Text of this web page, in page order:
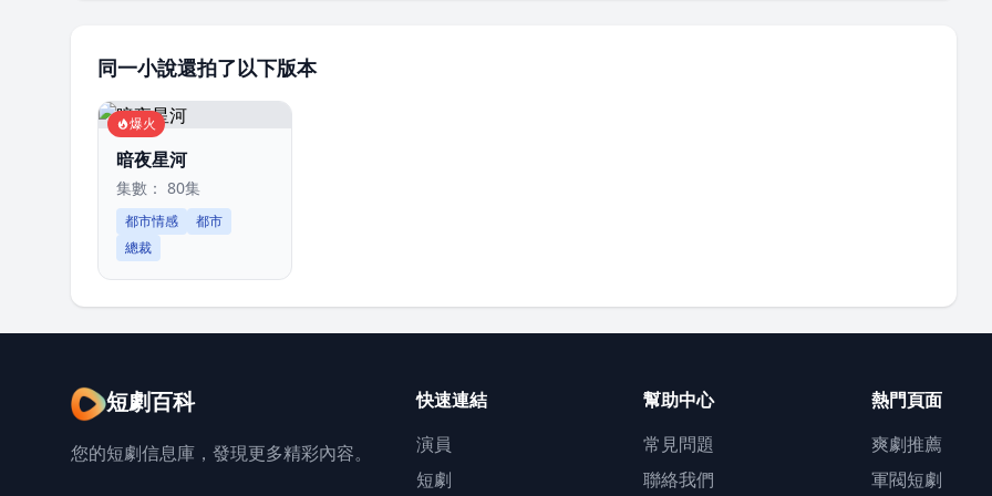
同一小說還拍了以下版本
爆火
暗夜星河
集數： 80集
都市情感
都市
總裁
短劇百科
您的短劇信息庫，發現更多精彩內容。
快速連結
演員
短劇
幫助中心
常見問題
聯絡我們
熱門頁面
爽劇推薦
軍閥短劇